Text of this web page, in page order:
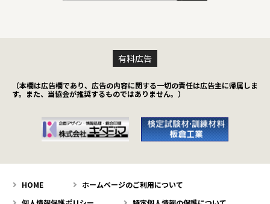
有料広告
（本欄は広告欄であり、広告の内容に関する一切の責任は広告主に帰属しま
す。また、当協会が推奨するものではありません。）
HOME
ホームページのご利用について